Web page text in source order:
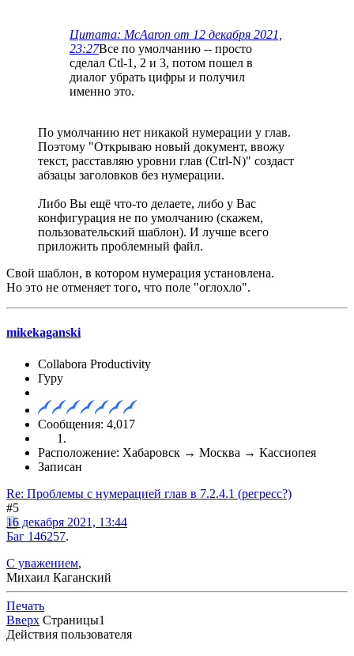
Цитата: McAaron от 12 декабря 2021,
23:27Все по умолчанию -- просто
сделал Ctl-1, 2 и 3, потом пошел в
диалог убрать цифры и получил
именно это.
По умолчанию нет никакой нумерации у глав.
Поэтому "Открываю новый документ, ввожу
текст, расставляю уровни глав (Ctrl-N)" создаст
абзацы заголовков без нумерации.
Либо Вы ещё что-то делаете, либо у Вас
конфигурация не по умолчанию (скажем,
пользовательский шаблон). И лучше всего
приложить проблемный файл.
Свой шаблон, в котором нумерация установлена.
Но это не отменяет того, что поле "оглохло".
mikekaganski
Collabora Productivity
Гуру
Сообщения: 4,017
Расположение: Хабаровск → Москва → Кассиопея
Записан
Re: Проблемы с нумерацией глав в 7.2.4.1 (регресс?)
#5
16 декабря 2021, 13:44
Баг 146257.
С уважением,
Михаил Каганский
Печать
Вверх Страницы1
Действия пользователя